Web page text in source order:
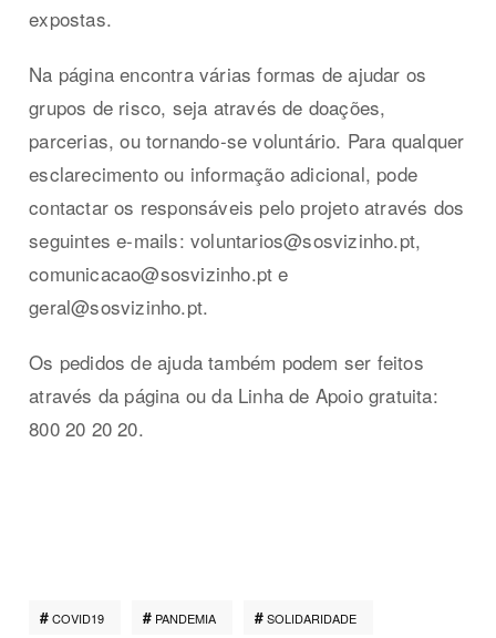
expostas.
Na página encontra várias formas de ajudar os
grupos de risco, seja através de doações,
parcerias, ou tornando-se voluntário. Para qualquer
esclarecimento ou informação adicional, pode
contactar os responsáveis pelo projeto através dos
seguintes e-mails:voluntarios@sosvizinho.pt,
comunicacao@sosvizinho.pt e
geral@sosvizinho.pt.
Os pedidos de ajuda também podem ser feitos
através da página ou da Linha de Apoio gratuita:
800 20 20 20.
COVID19 PANDEMIA SOLIDARIDADE